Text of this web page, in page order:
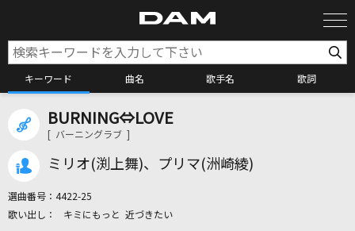
キーワード 曲名 歌手名 歌詞
カラオケ検索
カラオケ店舗検索
BURNING⇔LOVE
[ バーニングラブ ]
ミリオ(渕上舞)、プリマ(洲崎綾)
選曲番号： 4422-25
キミにもっと 近づきたい